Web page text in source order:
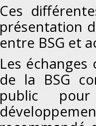
Ces
présentation
entre BSG et
Les
de la BSG
public